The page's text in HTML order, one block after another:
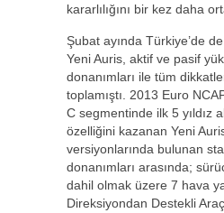
kararlılığını bir kez daha
Şubat ayında Türkiye’de
Yeni Auris, aktif ve pasif
donanımları ile tüm
toplamıştı. 2013 Euro
C segmentinde ilk 5 yıldız
özelliğini kazanan Yeni
versiyonlarında bulunan
donanımları arasında;
dahil olmak üzere 7 hava
Direksiyondan Destekli